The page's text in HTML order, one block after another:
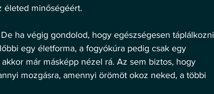
életed minőségéért.
ha végig gondolod, hogy egészségesen táplálkozni
egy életforma, a fogyókúra pedig csak egy
már másképp nézel rá. Az sem biztos, hogy
mozgásra, amennyi örömöt okoz neked, a többi